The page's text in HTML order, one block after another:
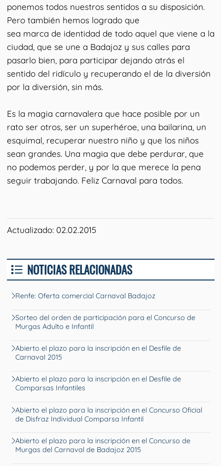
ponemos todos nuestros sentidos a su disposición.
Pero también hemos logrado que
sea marca de identidad de todo aquel que viene a la
ciudad, que se une a Badajoz y sus calles para
pasarlo bien, para participar dejando atrás el
sentido del ridículo y recuperando el de la diversión
por la diversión, sin más.
Es la magia carnavalera que hace posible por un
rato ser otros, ser un superhéroe, una bailarina, un
esquimal, recuperar nuestro niño y que los niños
sean grandes. Una magia que debe perdurar, que
no podemos perder, y por la que merece la pena
seguir trabajando. Feliz Carnaval para todos.
Actualizado: 02.02.2015
NOTICIAS RELACIONADAS
Renfe: Oferta comercial Carnaval Badajoz
Sorteo del orden de participación para el Concurso de
Murgas Adulto e Infantil
Abierto el plazo para la inscripción en el Desfile de
Carnaval 2015
Abierto el plazo para la inscripción en el Desfile de
Comparsas Infantiles
Abierto el plazo para la inscripción en el Concurso Oficial
de Disfraz Individual Comparsa Infantil
Abierto el plazo para la inscripción en el Concurso de
Murgas del Carnaval de Badajoz 2015